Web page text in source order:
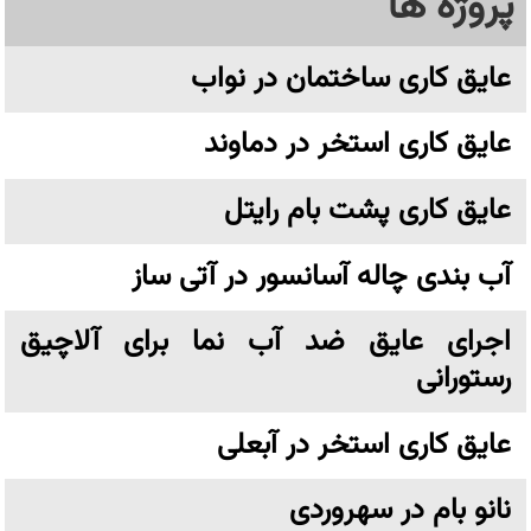
عایق کاری ساختمان در نواب
عایق کاری استخر در دماوند
عایق کاری پشت بام رایتل
آب بندی چاله آسانسور در آتی ساز
اجرای عایق ضد آب نما برای آلاچیق
رستورانی
عایق کاری استخر در آبعلی
نانو بام در سهروردی